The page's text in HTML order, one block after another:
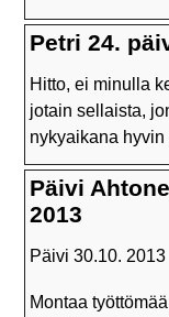
Petri 24.
Hitto, ei minulla
jotain sellaista,
nykyaikana hyvin
Päivi
2013
Päivi 30.10. 2013
Montaa